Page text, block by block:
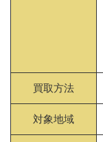
買取方法
対象地域